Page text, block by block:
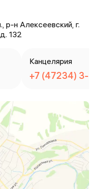
н Алексеевский, г.
132
Канцелярия
+7 (47234) 3-